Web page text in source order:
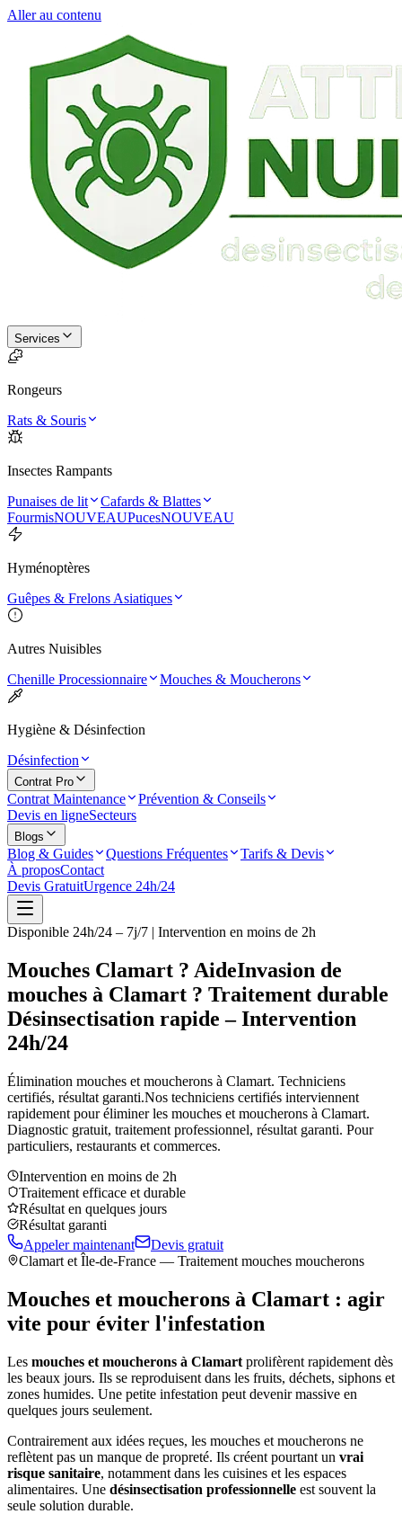
Aller au contenu
Services
Rongeurs
Rats & Souris
Insectes Rampants
Punaises de lit
Cafards & Blattes
FourmisNOUVEAUPucesNOUVEAU
Hyménoptères
Guêpes & Frelons Asiatiques
Autres Nuisibles
Chenille Processionnaire
Mouches & Moucherons
Hygiène & Désinfection
Désinfection
Contrat Pro
Contrat Maintenance
Prévention & Conseils
Devis en ligneSecteurs
Blogs
Blog & Guides Questions Fréquentes
Tarifs & Devis
À proposContact
Devis GratuitUrgence 24h/24
Disponible 24h/24 – 7j/7 | Intervention en moins de 2h
Mouches Clamart ? AideInvasion de
mouches à Clamart ? Traitement durable
Désinsectisation rapide – Intervention
24h/24
Élimination mouches et moucherons à Clamart. Techniciens
certifiés, résultat garanti.Nos techniciens certifiés interviennent
rapidement pour éliminer les mouches et moucherons à Clamart.
Diagnostic gratuit, traitement professionnel, résultat garanti. Pour
particuliers, restaurants et commerces.
Intervention en moins de 2h
Traitement efficace et durable
Résultat en quelques jours
Résultat garanti
Appeler maintenant
Devis gratuit
Clamart et Île-de-France — Traitement mouches moucherons
Mouches et moucherons à Clamart : agir
vite pour éviter l'infestation
Les mouches et moucherons à Clamart prolifèrent rapidement dès
les beaux jours. Ils se reproduisent dans les fruits, déchets, siphons et
zones humides. Une petite infestation peut devenir massive en
quelques jours seulement.
Contrairement aux idées reçues, les mouches et moucherons ne
reflètent pas un manque de propreté. Ils créent pourtant un vrai
risque sanitaire, notamment dans les cuisines et les espaces
alimentaires. Une désinsectisation professionnelle est souvent la
seule solution durable.